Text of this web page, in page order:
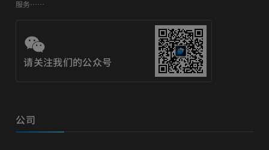
服务……
请关注我们的公众号
公司